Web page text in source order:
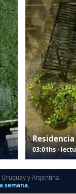
Residencia
03:01hs ·
y Argentina.
semana.